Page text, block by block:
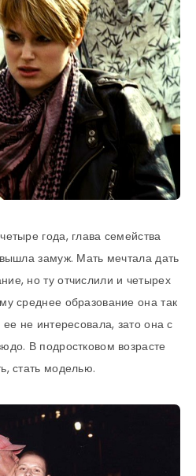
года, глава семейства
замуж. Мать мечтала дать
но ту отчислили и четырех
среднее образование она так
не интересовала, зато она с
В подростковом возрасте
стать моделью.